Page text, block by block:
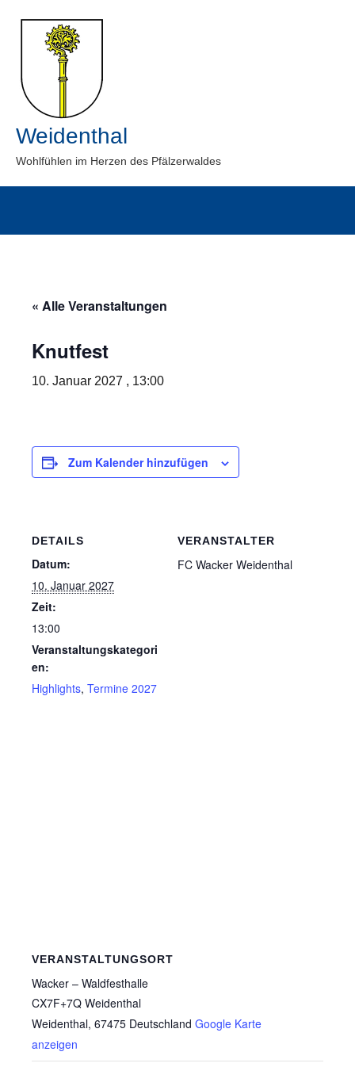
springen
Weidenthal
Wohlfühlen im Herzen des Pfälzerwaldes
« Alle Veranstaltungen
Knutfest
10. Januar 2027 , 13:00
Zum Kalender hinzufügen
DETAILS
Datum:
10. Januar 2027
Zeit:
13:00
Veranstaltungskategori
en:
Highlights, Termine 2027
VERANSTALTER
FC Wacker Weidenthal
VERANSTALTUNGSORT
Wacker – Waldfesthalle
CX7F+7Q Weidenthal
Weidenthal, 67475 Deutschland Google Karte
anzeigen